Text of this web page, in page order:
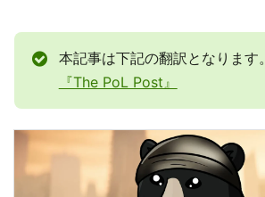
本記事は下記の翻訳となります。
『The PoL Post』